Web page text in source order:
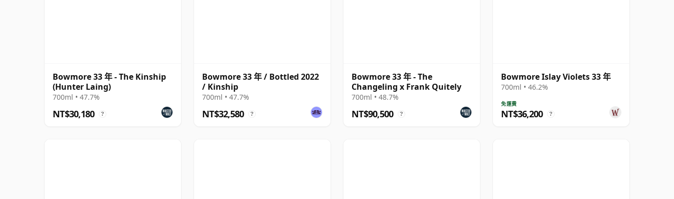
Bowmore 33 年 - The Kinship
(Hunter Laing)
700ml • 47.7%
NT$30,180 ?
Bowmore 33 年 / Bottled 2022
/ Kinship
700ml • 47.7%
NT$32,580 ?
Bowmore 33 年 - The
Changeling x Frank Quitely
700ml • 48.7%
NT$90,500 ?
Bowmore Islay Violets 33 年
700ml • 46.2%
免運費
NT$36,200 ?